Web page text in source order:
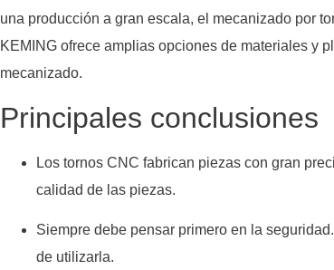
una producción a gran escala, el mecanizado por
KEMING ofrece amplias opciones de materiales y
mecanizado.
Principales conclusiones
Los tornos CNC fabrican piezas con gran
calidad de las piezas.
Siempre debe pensar primero en la
de utilizarla.